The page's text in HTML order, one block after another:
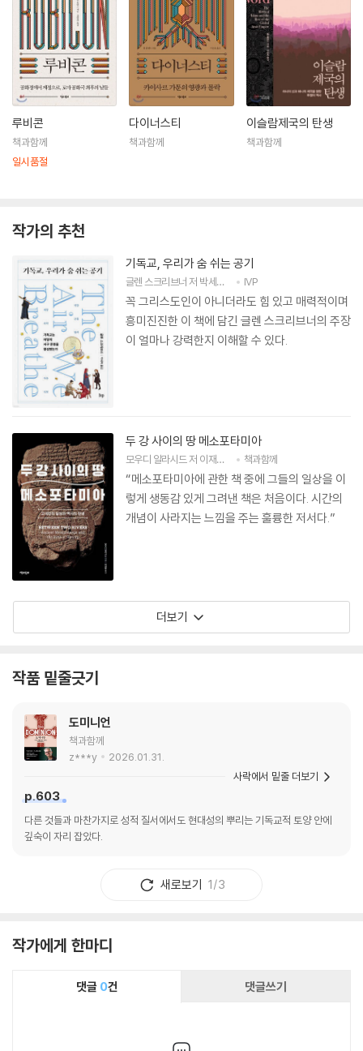
루비콘
책과함께
일시품절
다이너스티
책과함께
이슬람제국의 탄생
책과함께
작가의 추천
기독교, 우리가 숨 쉬는 공기
글렌 스크리브너저 박세혁 IVP
꼭 그리스도인이 아니더라도 힘 있고 매력적이며
흥미진진한 이 책에 담긴 글렌 스크리브너의 주장
이 얼마나 강력한지 이해할 수 있다.
두 강 사이의 땅 메소포타미아
모우디 알라시드저 이재황 책과함께
“메소포타미아에 관한 책 중에 그들의 일상을 이
렇게 생동감 있게 그려낸 책은 처음이다. 시간의
개념이 사라지는 느낌을 주는 훌륭한 저서다.”
더보기
작품 밑줄긋기
도미니언
책과함께
z***y
2026.01.31.
p.603
다른 것들과 마찬가지로 성적 질서에서도 현대성의 뿌리는 기독교적 토양 안에
깊숙이 자리 잡았다.
사락에서 밑줄 더보기
새로보기 1/3
작가에게 한마디
댓글 0건 댓글쓰기